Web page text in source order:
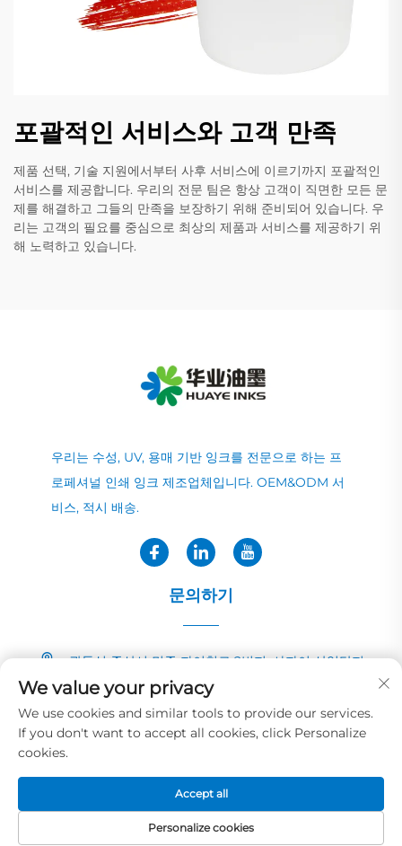
포괄적인 서비스와 고객 만족
제품 선택, 기술 지원에서부터 사후 서비스에 이르기까지 포괄적인
서비스를 제공합니다. 우리의 전문 팀은 항상 고객이 직면한 모든 문
제를 해결하고 그들의 만족을 보장하기 위해 준비되어 있습니다. 우
리는 고객의 필요를 중심으로 최상의 제품과 서비스를 제공하기 위
해 노력하고 있습니다.
우리는 수성, UV, 용매 기반 잉크를 전문으로 하는 프
로페셔널 인쇄 잉크 제조업체입니다. OEM&ODM 서
비스, 적시 배송.
문의하기
광둥성 중산시 민중 자이칭로 2번지, 샤자이 산업단지
+86-13726040081
[email protected]
저작권 © 2025 화예 잉크&페인트 코.,LTD 소유 개인정보 보호정책
We value your privacy
We use cookies and similar tools to provide our services.
If you don't want to accept all cookies, click Personalize
cookies.
Personalize cookies
Accept all